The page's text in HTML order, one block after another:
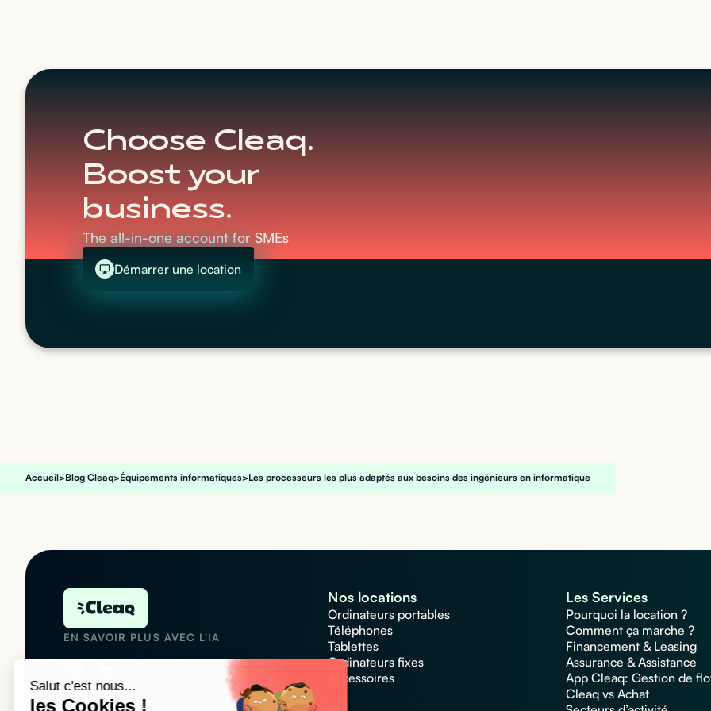
Salut c'est nous...
les Cookies !
Choose Cleaq.
Boost your
business.
The all-in-one account for SMEs
Démarrer une location
Accueil>Blog Cleaq>Équipements informatiques>Les processeurs les plus adaptés aux besoins des ingénieurs en informatique
EN SAVOIR PLUS AVEC L'IA
Nos locations
Ordinateurs portables
Téléphones
Tablettes
Ordinateurs fixes
Accessoires
Les Services
Pourquoi la location ?
Comment ça marche ?
Financement & Leasing
Assurance & Assistance
App Cleaq: Gestion de
Cleaq vs Achat